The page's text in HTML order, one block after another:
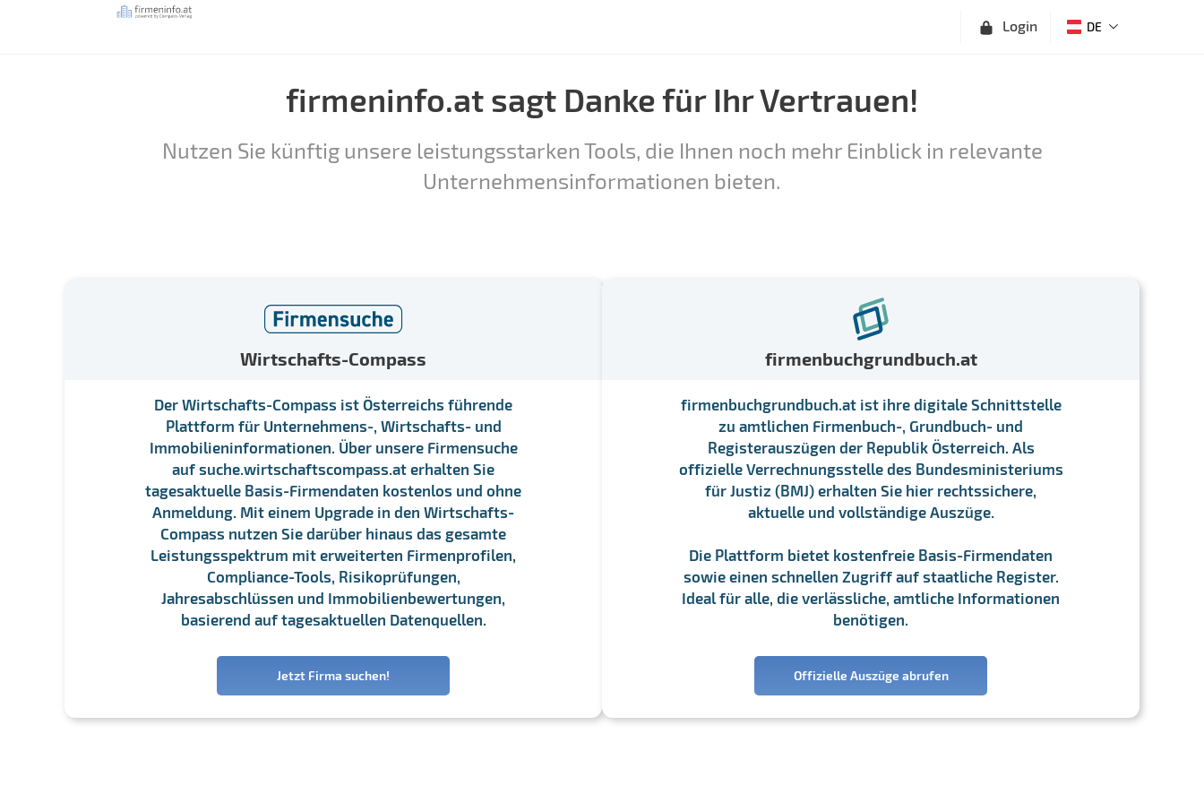
Login DE
firmeninfo.at sagt Danke für Ihr Vertrauen!
Nutzen Sie künftig unsere leistungsstarken Tools, die Ihnen noch mehr Einblick in relevante
Unternehmensinformationen bieten.
Wirtschafts-Compass
Der Wirtschafts-Compass ist Österreichs führende
Plattform für Unternehmens-, Wirtschafts- und
Immobilieninformationen. Über unsere Firmensuche
auf suche.wirtschaftscompass.at erhalten Sie
tagesaktuelle Basis-Firmendaten kostenlos und ohne
Anmeldung. Mit einem Upgrade in den Wirtschafts-
Compass nutzen Sie darüber hinaus das gesamte
Leistungsspektrum mit erweiterten Firmenprofilen,
Compliance-Tools, Risikoprüfungen,
Jahresabschlüssen und Immobilienbewertungen,
basierend auf tagesaktuellen Datenquellen.
Jetzt Firma suchen!
firmenbuchgrundbuch.at
firmenbuchgrundbuch.at ist ihre digitale Schnittstelle
zu amtlichen Firmenbuch-, Grundbuch- und
Registerauszügen der Republik Österreich. Als
offizielle Verrechnungsstelle des Bundesministeriums
für Justiz (BMJ) erhalten Sie hier rechtssichere,
aktuelle und vollständige Auszüge.
Die Plattform bietet kostenfreie Basis-Firmendaten
sowie einen schnellen Zugriff auf staatliche Register.
Ideal für alle, die verlässliche, amtliche Informationen
benötigen.
Offizielle Auszüge abrufen